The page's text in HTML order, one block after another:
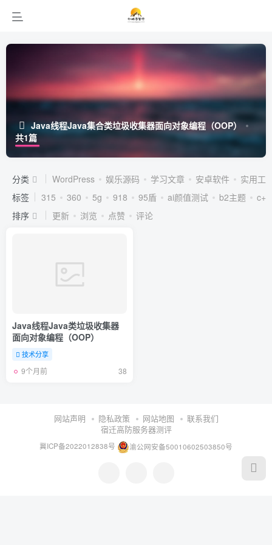
Java线程Java集合类垃圾收集器面向对象编程（OOP）
共1篇
分类 WordPress 娱乐源码 学习文章 安卓软件
实用工
标签
315 360 5g 918 95盾 ai颜值测试 b2主题
c++
排序
更新 浏览 点赞 评论
Java线程Java类垃圾收集器
面向对象编程（OOP）
技术分享
9个月前 38
网站声明 隐私政策 网站地图
联系我们
宿迁高防服务器测评
冀ICP备2022012838号 渝公网安备50010602503850号